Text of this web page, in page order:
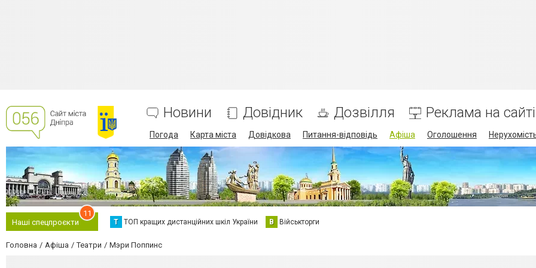
Новини Довідник Дозвілля Реклама на сайті
Погода Карта міста Довідкова Питання-відповідь Афіша Оголошення
Наші спецпроєкти
11
Т ТОП кращих дистанційних шкіл України В Військторги
Головна Афіша Театри Мэри Поппинс